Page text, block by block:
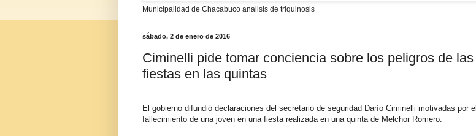
Municipalidad de Chacabuco analisis de triquinosis
sábado, 2 de enero de 2016
Ciminelli pide tomar conciencia sobre los peligros de las
fiestas en las quintas
El gobierno difundió declaraciones del secretario de seguridad Darío Ciminelli motivadas por el
fallecimiento de una joven en una fiesta realizada en una quinta de Melchor Romero.